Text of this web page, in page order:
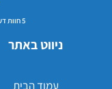
5 חוות דעת על אשד אורטופדיה מתקדמת בע"מ
ניווט באתר
עמוד הבית